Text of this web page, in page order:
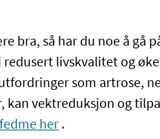
bra, så har du noe å gå
livskvalitet og
som artrose,
kan vektreduksjon og
her .